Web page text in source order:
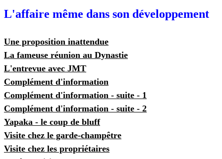
L'affaire même dans son développement
Une proposition inattendue
La fameuse réunion au Dynastie
L'entrevue avec JMT
Complément d'information
Complément d'information - suite - 1
Complément d'information - suite - 2
Yapaka - le coup de bluff
Visite chez le garde-champêtre
Visite chez les propriétaires